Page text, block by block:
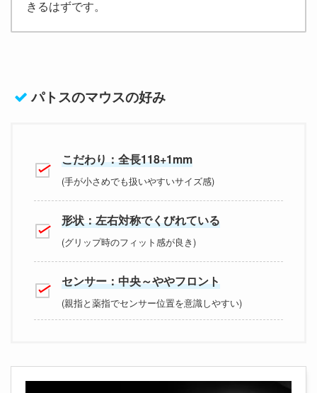
きるはずです。
パトスのマウスの好み
こだわり：全長118+1mm
(手が小さめでも扱いやすいサイズ感)
形状：左右対称でくびれている
(グリップ時のフィット感が良き)
センサー：中央～ややフロント
(親指と薬指でセンサー位置を意識しやすい)